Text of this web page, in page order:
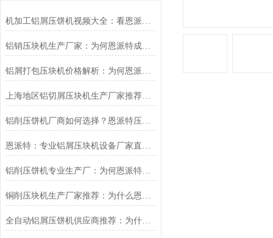
机加工铝屑压饼机视频大全：看恩派特如何“点屑成金”
铝销压块机生产厂家：为何恩派特成为行业优选？
铝屑打包压块机价格解析：为何恩派特是您的高性价比选择？
上海地区铝切屑压块机生产厂家推荐：恩派特，让废铝切屑“变废为宝”
铝削压饼机厂商如何选择？恩派特压饼机变革
恩派特：专业铝屑压块机设备厂家直销，助力企业降本增效
铝削压饼机专业生产厂：为何恩派特压饼机成为行业优选？
铜削压块机生产厂家推荐：为什么恩派特是您值得信赖的选择
全自动铝屑压饼机供应商推荐：为什么恩派特是您的理想之选？